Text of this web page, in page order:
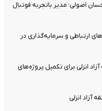
اصولی؛ مدیر باتجربه فوتبال
ارتباطی و سرمایه‌گذاری در
انزلی برای تکمیل پروژه‌های
آزاد انزلی